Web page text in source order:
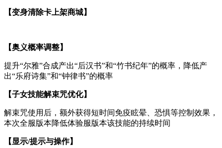
【变身清除卡上架商城】
【奥义概率调整】
提升“尔雅”合成产出“后汉书”和“竹书纪年”的概率，降低产
出“乐府诗集”和“钟律书”的概率
【子女技能解束咒优化】
解束咒使用后，额外获得短时间免疫眩晕、恐惧等控制效果，
本次全服版本降低体验服版本该技能的持续时间
【显示/提示与操作】